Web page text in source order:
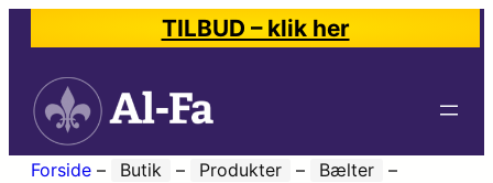
TILBUD – klik her
Forside – Butik – Produkter – Bælter
–